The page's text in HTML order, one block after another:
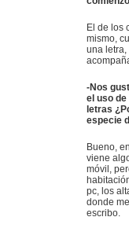
El de los
mismo,
una
-Nos
el uso
letras
especie
Bueno,
viene
móvil,
pc, los
donde
escribo.